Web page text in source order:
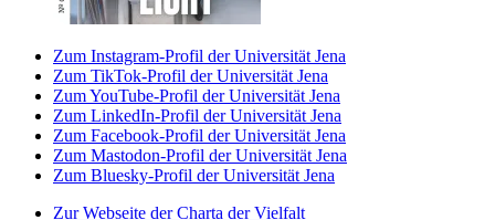
Zum Instagram-Profil der Universität Jena
Zum TikTok-Profil der Universität Jena
Zum YouTube-Profil der Universität Jena
Zum LinkedIn-Profil der Universität Jena
Zum Facebook-Profil der Universität Jena
Zum Mastodon-Profil der Universität Jena
Zum Bluesky-Profil der Universität Jena
Zur Webseite der Charta der Vielfalt